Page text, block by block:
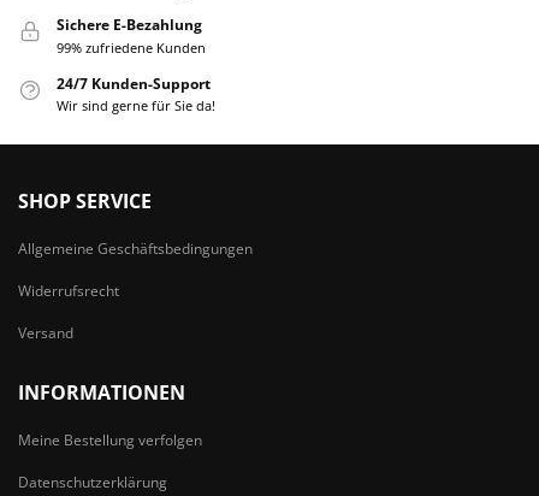
Sichere E-Bezahlung
99% zufriedene Kunden
24/7 Kunden-Support
Wir sind gerne für Sie da!
SHOP SERVICE
Allgemeine Geschäftsbedingungen
Widerrufsrecht
Versand
INFORMATIONEN
Meine Bestellung verfolgen
Datenschutzerklärung